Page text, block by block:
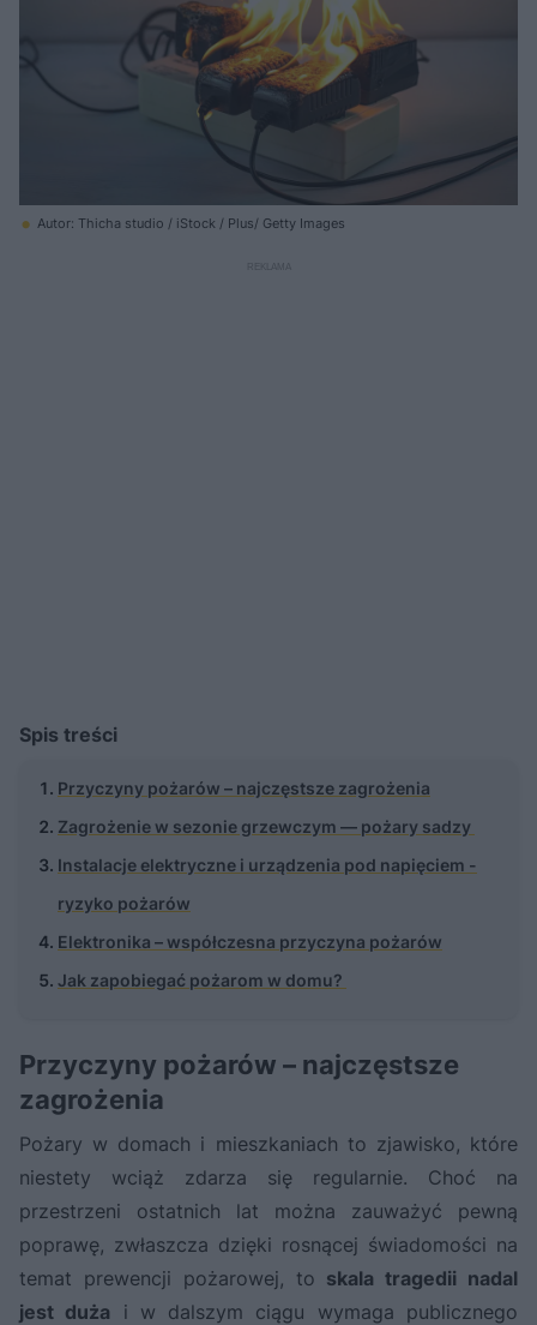
Autor: Thicha studio / iStock / Plus/ Getty Images
Spis treści
Przyczyny pożarów – najczęstsze zagrożenia
Zagrożenie w sezonie grzewczym — pożary sadzy
Instalacje elektryczne i urządzenia pod napięciem -
ryzyko pożarów
Elektronika – współczesna przyczyna pożarów
Jak zapobiegać pożarom w domu?
Przyczyny pożarów – najczęstsze
zagrożenia
Pożary w domach i mieszkaniach to zjawisko, które
niestety wciąż zdarza się regularnie. Choć na
przestrzeni ostatnich lat można zauważyć pewną
poprawę, zwłaszcza dzięki rosnącej świadomości na
temat prewencji pożarowej, to skala tragedii nadal
jest duża i w dalszym ciągu wymaga publicznego